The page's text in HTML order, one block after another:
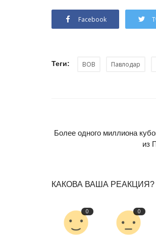
Facebook
Теги: ВОВ Павлодар
Более одного миллиона
из
КАКОВА ВАША РЕАКЦИЯ?
0 0
маленьком
Шестиклассник
спорта.